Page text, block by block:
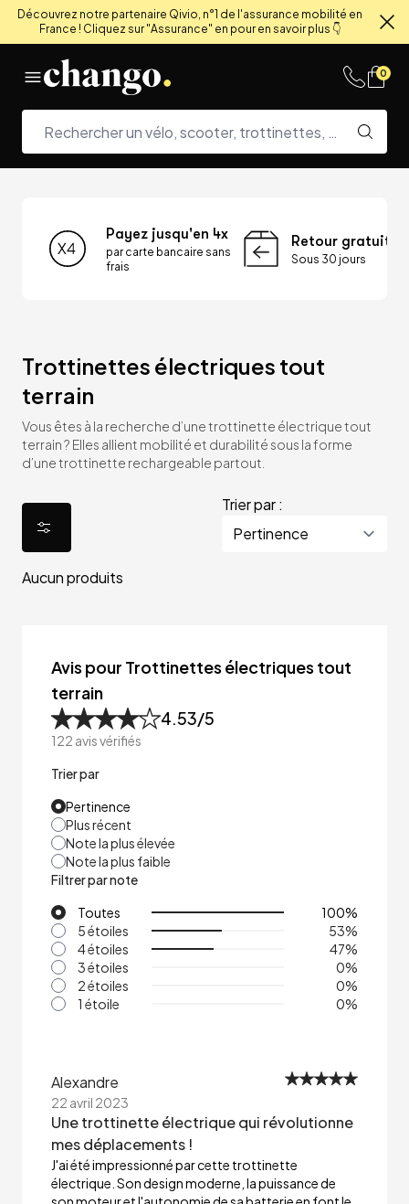
Découvrez notre partenaire Qivio, n°1 de l'assurance mobilité en
France ! Cliquez sur "Assurance" en pour en savoir plus 👇
0
Payez jusqu'en 4x
par carte bancaire sans
frais
Retour gratuit
Sous 30 jours
Trottinettes électriques tout
terrain
Vous êtes à la recherche d’une trottinette électrique tout
terrain ? Elles allient mobilité et durabilité sous la forme
d’une trottinette rechargeable partout.
Trier par :
Aucun produits
Avis pour Trottinettes électriques tout
terrain
4.53/5
122 avis vérifiés
Trier par
Pertinence
Plus récent
Note la plus élevée
Note la plus faible
Filtrer par note
Toutes
100%
5 étoiles
53%
4 étoiles
47%
3 étoiles
0%
2 étoiles
0%
1 étoile
0%
Alexandre
22 avril 2023
Une trottinette électrique qui révolutionne
mes déplacements !
J'ai été impressionné par cette trottinette
électrique. Son design moderne, la puissance de